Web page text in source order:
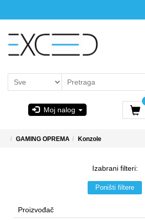
Moj nalog
GAMING OPREMA Konzole
Izabrani filteri:
Poništi filtere
Proizvođač